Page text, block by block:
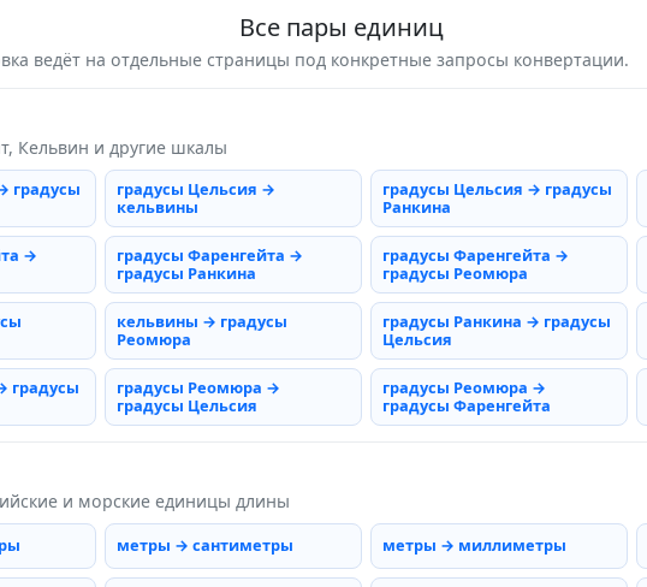
Все пары единиц
ведёт на отдельные страницы под конкретные запросы конвертации.
Кельвин и другие шкалы
градусы
градусы Цельсия →
кельвины
градусы Цельсия → градусы
Ранкина
→
градусы Фаренгейта →
градусы Ранкина
градусы Фаренгейта →
градусы Реомюра
кельвины → градусы
Реомюра
градусы Ранкина → градусы
Цельсия
градусы
градусы Реомюра →
градусы Цельсия
градусы Реомюра →
градусы Фаренгейта
и морские единицы длины
метры → сантиметры метры → миллиметры